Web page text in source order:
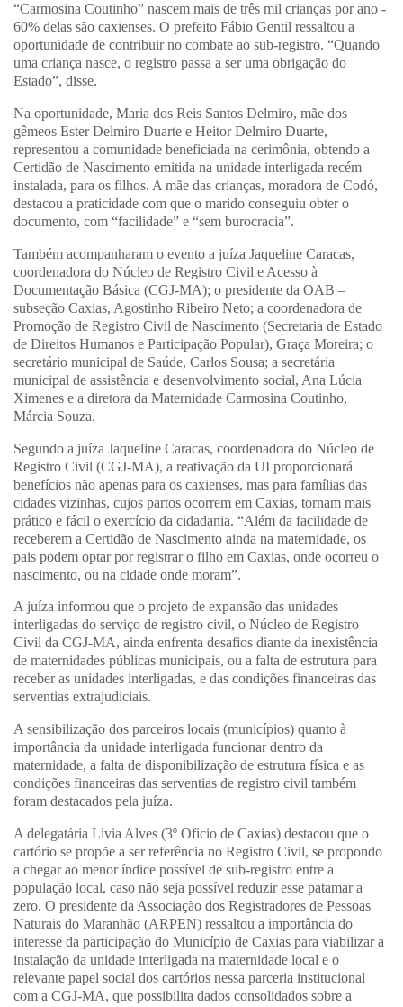
“Carmosina Coutinho” nascem mais de três mil crianças por ano -
60% delas são caxienses. O prefeito Fábio Gentil ressaltou a
oportunidade de contribuir no combate ao sub-registro. “Quando
uma criança nasce, o registro passa a ser uma obrigação do
Estado”, disse.
Na oportunidade, Maria dos Reis Santos Delmiro, mãe dos
gêmeos Ester Delmiro Duarte e Heitor Delmiro Duarte,
representou a comunidade beneficiada na cerimônia, obtendo a
Certidão de Nascimento emitida na unidade interligada recém
instalada, para os filhos. A mãe das crianças, moradora de Codó,
destacou a praticidade com que o marido conseguiu obter o
documento, com “facilidade” e “sem burocracia”.
Também acompanharam o evento a juíza Jaqueline Caracas,
coordenadora do Núcleo de Registro Civil e Acesso à
Documentação Básica (CGJ-MA); o presidente da OAB –
subseção Caxias, Agostinho Ribeiro Neto; a coordenadora de
Promoção de Registro Civil de Nascimento (Secretaria de Estado
de Direitos Humanos e Participação Popular), Graça Moreira; o
secretário municipal de Saúde, Carlos Sousa; a secretária
municipal de assistência e desenvolvimento social, Ana Lúcia
Ximenes e a diretora da Maternidade Carmosina Coutinho,
Márcia Souza.
Segundo a juíza Jaqueline Caracas, coordenadora do Núcleo de
Registro Civil (CGJ-MA), a reativação da UI proporcionará
benefícios não apenas para os caxienses, mas para famílias das
cidades vizinhas, cujos partos ocorrem em Caxias, tornam mais
prático e fácil o exercício da cidadania. “Além da facilidade de
receberem a Certidão de Nascimento ainda na maternidade, os
pais podem optar por registrar o filho em Caxias, onde ocorreu o
nascimento, ou na cidade onde moram”.
A juíza informou que o projeto de expansão das unidades
interligadas do serviço de registro civil, o Núcleo de Registro
Civil da CGJ-MA, ainda enfrenta desafios diante da inexistência
de maternidades públicas municipais, ou a falta de estrutura para
receber as unidades interligadas, e das condições financeiras das
serventias extrajudiciais.
A sensibilização dos parceiros locais (municípios) quanto à
importância da unidade interligada funcionar dentro da
maternidade, a falta de disponibilização de estrutura física e as
condições financeiras das serventias de registro civil também
foram destacados pela juíza.
A delegatária Lívia Alves (3º Ofício de Caxias) destacou que o
cartório se propõe a ser referência no Registro Civil, se propondo
a chegar ao menor índice possível de sub-registro entre a
população local, caso não seja possível reduzir esse patamar a
zero. O presidente da Associação dos Registradores de Pessoas
Naturais do Maranhão (ARPEN) ressaltou a importância do
interesse da participação do Município de Caxias para viabilizar a
instalação da unidade interligada na maternidade local e o
relevante papel social dos cartórios nessa parceria institucional
com a CGJ-MA, que possibilita dados consolidados sobre a